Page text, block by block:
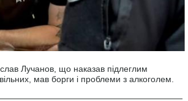
Лучанов, що наказав підлеглим
мав борги і проблеми з алкоголем.